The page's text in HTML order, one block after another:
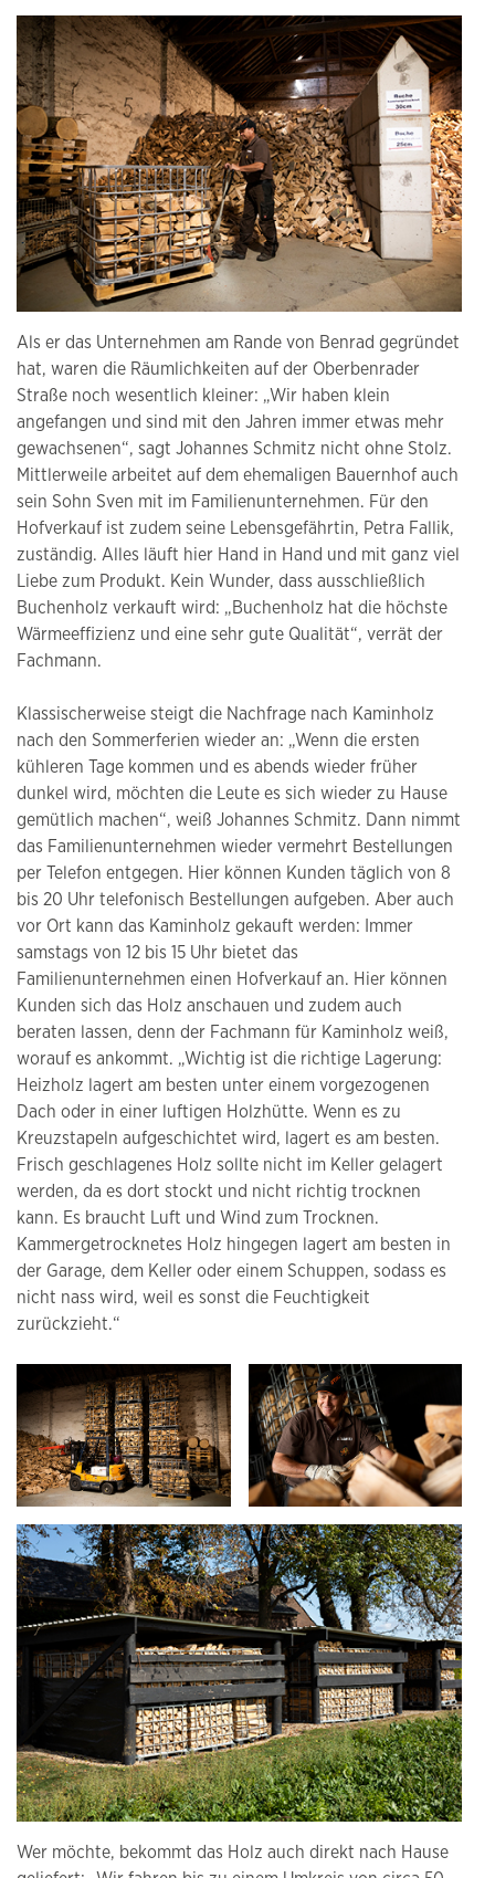
Als er das Unternehmen am Rande von Benrad gegründet
hat, waren die Räumlichkeiten auf der Oberbenrader
Straße noch wesentlich kleiner: „Wir haben klein
angefangen und sind mit den Jahren immer etwas mehr
gewachsenen“, sagt Johannes Schmitz nicht ohne Stolz.
Mittlerweile arbeitet auf dem ehemaligen Bauernhof auch
sein Sohn Sven mit im Familienunternehmen. Für den
Hofverkauf ist zudem seine Lebensgefährtin, Petra Fallik,
zuständig. Alles läuft hier Hand in Hand und mit ganz viel
Liebe zum Produkt. Kein Wunder, dass ausschließlich
Buchenholz verkauft wird: „Buchenholz hat die höchste
Wärmeeffizienz und eine sehr gute Qualität“, verrät der
Fachmann.
Klassischerweise steigt die Nachfrage nach Kaminholz
nach den Sommerferien wieder an: „Wenn die ersten
kühleren Tage kommen und es abends wieder früher
dunkel wird, möchten die Leute es sich wieder zu Hause
gemütlich machen“, weiß Johannes Schmitz. Dann nimmt
das Familienunternehmen wieder vermehrt Bestellungen
per Telefon entgegen. Hier können Kunden täglich von 8
bis 20 Uhr telefonisch Bestellungen aufgeben. Aber auch
vor Ort kann das Kaminholz gekauft werden: Immer
samstags von 12 bis 15 Uhr bietet das
Familienunternehmen einen Hofverkauf an. Hier können
Kunden sich das Holz anschauen und zudem auch
beraten lassen, denn der Fachmann für Kaminholz weiß,
worauf es ankommt. „Wichtig ist die richtige Lagerung:
Heizholz lagert am besten unter einem vorgezogenen
Dach oder in einer luftigen Holzhütte. Wenn es zu
Kreuzstapeln aufgeschichtet wird, lagert es am besten.
Frisch geschlagenes Holz sollte nicht im Keller gelagert
werden, da es dort stockt und nicht richtig trocknen
kann. Es braucht Luft und Wind zum Trocknen.
Kammergetrocknetes Holz hingegen lagert am besten in
der Garage, dem Keller oder einem Schuppen, sodass es
nicht nass wird, weil es sonst die Feuchtigkeit
zurückzieht.“
Wer möchte, bekommt das Holz auch direkt nach Hause